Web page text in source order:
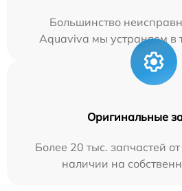
Большинство
Aquaviva мы устраняем в
Оригинальные
Более 20 тыс. запчастей
наличии на